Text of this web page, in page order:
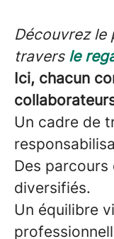
Découvrez le
travers le
Ici, chacun
Un cadre de
Des
diversifiés.
Un équilibre